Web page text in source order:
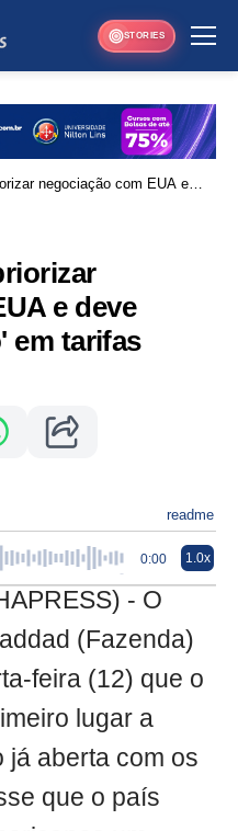
STORIES
negociação com EUA e
e deve
em tarifas
readme
0:00 1.0x
- O
(Fazenda)
feira (12) que o
lugar a
já aberta com os
que o país